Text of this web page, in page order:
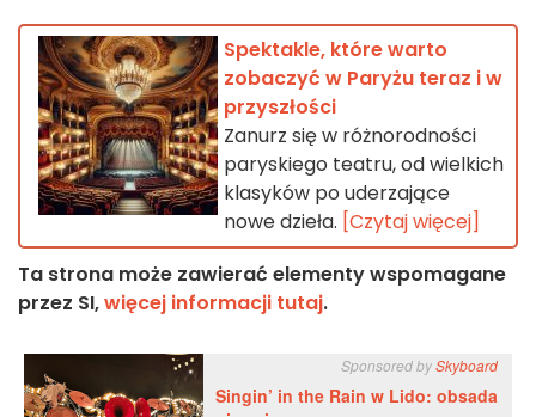
Spektakle, które warto
zobaczyć w Paryżu teraz i w
przyszłości
Zanurz się w różnorodności
paryskiego teatru, od wielkich
klasyków po uderzające
nowe dzieła. [Czytaj więcej]
Ta strona może zawierać elementy wspomagane
przez SI,więcej informacji tutaj.